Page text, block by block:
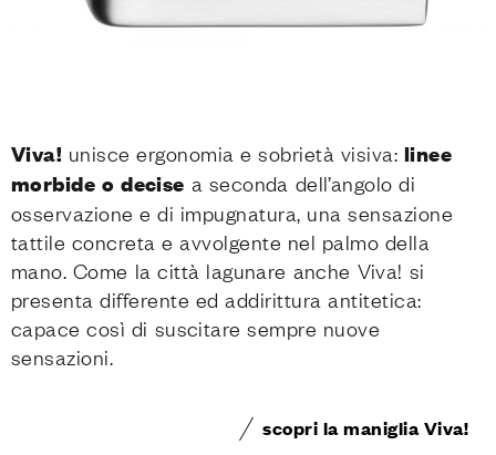
Viva! unisce ergonomia e sobrietà visiva: linee
morbide o decise a seconda dell’angolo di
osservazione e di impugnatura, una sensazione
tattile concreta e avvolgente nel palmo della
mano. Come la città lagunare anche Viva! si
presenta differente ed addirittura antitetica:
capace così di suscitare sempre nuove
sensazioni.
scopri la maniglia Viva!